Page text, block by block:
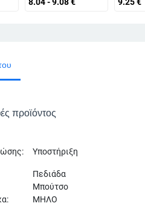
προϊόντος
Υποστήριξη
Πεδιάδα
Μπούτσο
ΜΗΛΟ